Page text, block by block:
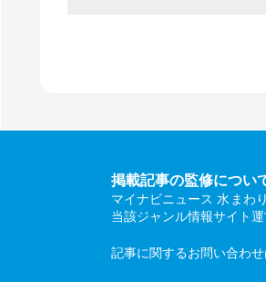
掲載記事の監修につい
マイナビニュース 水まわ
当該ジャンル情報サイト
記事に関するお問い合わせ